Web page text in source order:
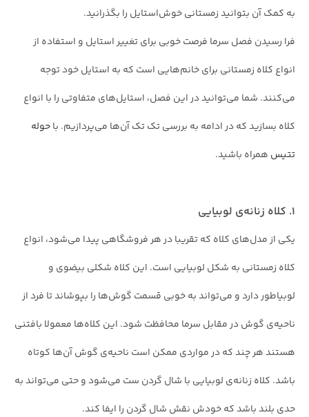
به کمک آن بتوانید زمستانی خوش‌استایل را بگذرانید.
فرا رسیدن فصل سرما فرصت خوبی برای تغییر استایل و استفاده از
انواع کلاه زمستانی برای خانم‌هایی است که به استایل خود توجه
می‌کنند. شما می‌توانید در این فصل، استایل‌های متفاوتی را با انواع
کلاه بسازید که در ادامه به بررسی تک تک آن‌ها می‌پردازیم. باحوله
تتیس همراه باشید.
۱. کلاه زنانه‌ی لوبیایی
یکی از مدل‌های کلاه که تقریبا در هر فروشگاهی پیدا می‌شود، انواع
کلاه زمستانی به شکل لوبیایی است. این کلاه شکلی بیضوی و
لوبیا‌طور دارد و می‌تواند به خوبی قسمت گوش‌ها را بپوشاند تا فرد از
ناحیه‌ی گوش در مقابل سرما محافظت شود. این کلاه‌ها معمولا بافتنی
هستند هر چند که در مواردی ممکن است ناحیه‌ی گوش آن‌ها کوتاه
باشد. کلاه زنانه‌ی لوبیایی با شال گردن ست می‌شود و حتی می‌تواند به
حدی بلند باشد که خودش نقش شال گردن را ایفا کند.